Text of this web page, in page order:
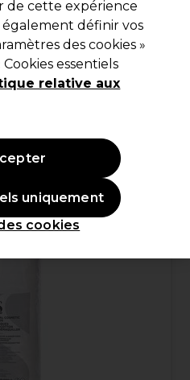
ovales
de cette expérience
définir vos
des cookies »
essentiels
relative aux
cookies
uniquement